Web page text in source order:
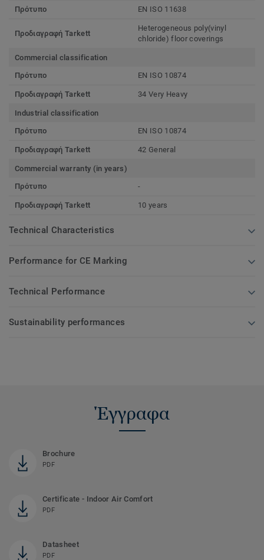
Πρότυπο
EN ISO 11638
Προδιαγραφή Tarkett
Heterogeneous poly(vinyl
chloride) floor coverings
Commercial classification
Πρότυπο
EN ISO 10874
Προδιαγραφή Tarkett 34 Very Heavy
Industrial classification
Πρότυπο
EN ISO 10874
Προδιαγραφή Tarkett 42 General
Commercial warranty (in years)
Πρότυπο
-
Προδιαγραφή Tarkett 10 years
Technical Characteristics
Performance for CE Marking
Technical Performance
Sustainability performances
Έγγραφα
Brochure
PDF
Certificate - Indoor Air Comfort
PDF
Datasheet
PDF